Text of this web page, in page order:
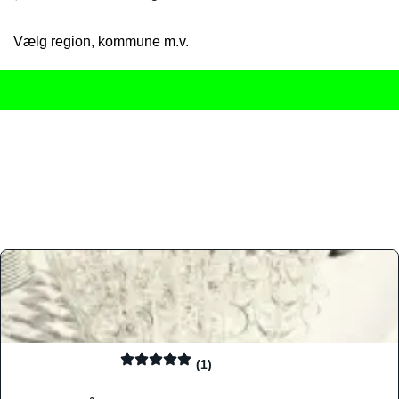
Vælg region, kommune m.v.
(1)